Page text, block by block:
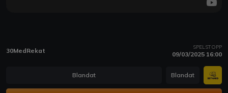
30MedRekat SPELSTOPP
09/03/2025 16:00
Blandat Blandat